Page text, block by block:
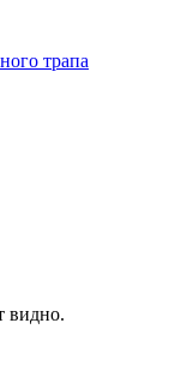
трапа
видно.